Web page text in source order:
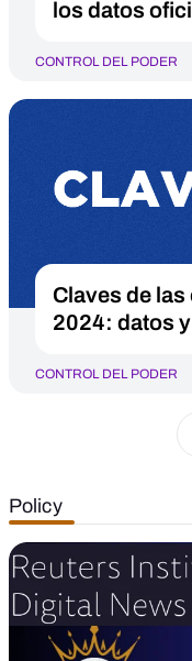
los datos
CONTROL DEL PODER
Claves de
2024: datos
CONTROL DEL PODER
Policy